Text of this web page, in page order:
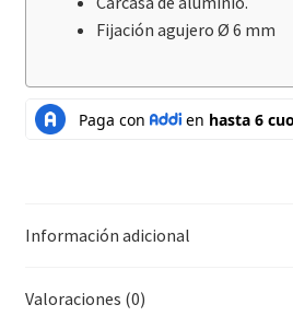
Fijación agujero Ø 6 mm
Información adicional
Valoraciones (0)